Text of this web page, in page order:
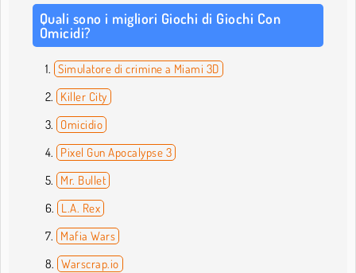
Quali sono i migliori Giochi di Giochi Con
Omicidi?
Simulatore di crimine a Miami 3D
Killer City
Omicidio
Pixel Gun Apocalypse 3
Mr. Bullet
L.A. Rex
Mafia Wars
Warscrap.io